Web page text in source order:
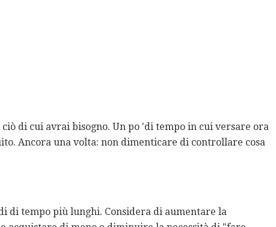
di cui avrai bisogno. Un po 'di tempo in cui versare ora
Ancora una volta: non dimenticare di controllare cosa
di tempo più lunghi. Considera di aumentare la